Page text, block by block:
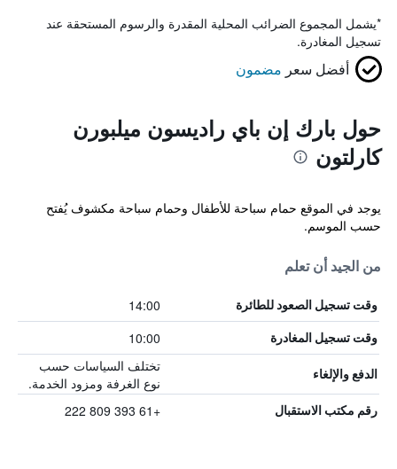
*يشمل المجموع الضرائب المحلية المقدرة والرسوم المستحقة عند
تسجيل المغادرة.
أفضل سعر مضمون
حول بارك إن باي راديسون ميلبورن
كارلتون
يوجد في الموقع حمام سباحة للأطفال وحمام سباحة مكشوف يُفتح
حسب الموسم.
من الجيد أن تعلم
وقت تسجيل الصعود للطائرة 14:00
وقت تسجيل المغادرة 10:00
الدفع والإلغاء
تختلف السياسات حسب
نوع الغرفة ومزود الخدمة.
رقم مكتب الاستقبال +61 393 809 222